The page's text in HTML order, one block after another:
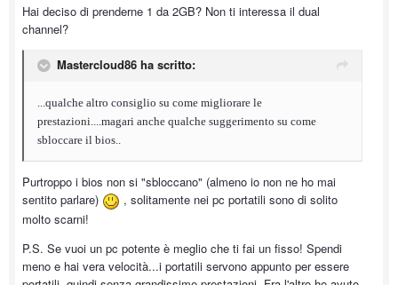
Hai deciso di prenderne 1 da 2GB? Non ti interessa il dual
channel?
Mastercloud86 ha scritto:
...qualche altro consiglio su come migliorare le
prestazioni....magari anche qualche suggerimento su come
sbloccare il bios..
Purtroppo i bios non si "sbloccano" (almeno io non ne ho mai
sentito parlare)
, solitamente nei pc portatili sono di solito
molto scarni!
P.S. Se vuoi un pc potente è meglio che ti fai un fisso! Spendi
meno e hai vera velocità...i portatili servono appunto per essere